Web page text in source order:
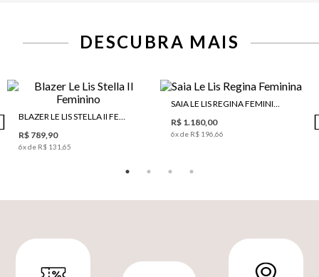
DESCUBRA MAIS
BLAZER LE LIS STELLA II FEMININO
R$ 789,90
6x de R$ 131,65
SAIA LE LIS REGINA FEMININA
R$ 1.180,00
6x de R$ 196,66